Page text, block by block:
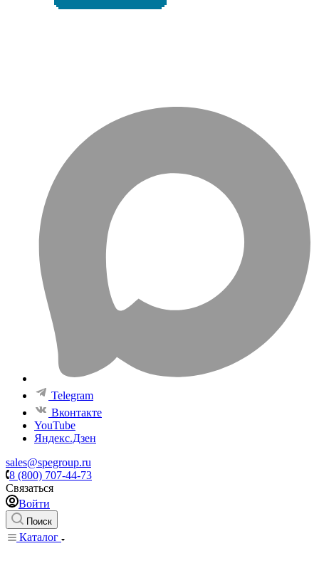
Telegram
Вконтакте
YouTube
Яндекс.Дзен
sales@spegroup.ru
8 (800) 707-44-73
Связаться
Войти
Поиск
Каталог